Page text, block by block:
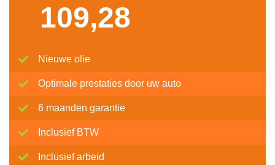
109,28
Nieuwe olie
Optimale prestaties door uw auto
6 maanden garantie
Inclusief BTW
Inclusief arbeid